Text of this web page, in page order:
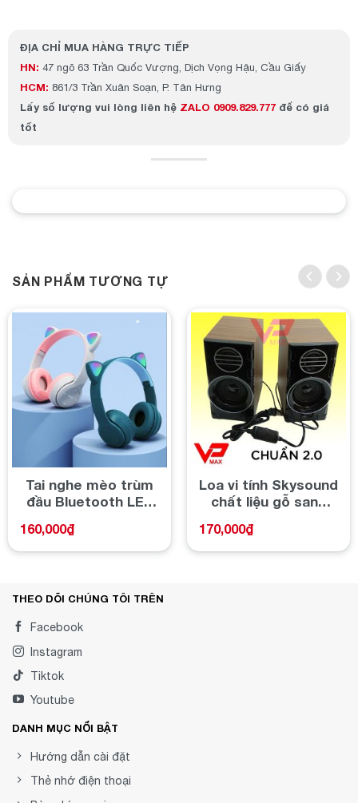
ĐỊA CHỈ MUA HÀNG TRỰC TIẾP
HN: 47 ngõ 63 Trần Quốc Vượng, Dịch Vọng Hậu, Cầu Giấy
HCM: 861/3 Trần Xuân Soạn, P. Tân Hưng
Lấy số lượng vui lòng liên hệ ZALO 0909.829.777để có giá
tốt
SẢN PHẨM TƯƠNG TỰ
Tai nghe mèo trùm
đầu Bluetooth LED
5.0 có Micro âm
bass mạnh mẽ
160,000₫
Loa vi tính Skysound
chất liệu gỗ sang
sống động
170,000₫
THEO DÕI CHÚNG TÔI TRÊN
Facebook
Instagram
Tiktok
Youtube
DANH MỤC NỔI BẬT
Hướng dẫn cài đặt
Thẻ nhớ điện thoại